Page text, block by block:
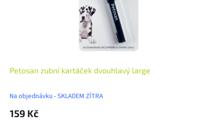
Petosan zubní kartáček dvouhlavý large
Na objednávku - SKLADEM ZÍTRA
159 Kč